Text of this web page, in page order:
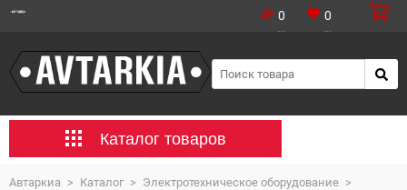
0 0
Каталог товаров
Автаркиа > Каталог > Электротехническое оборудование >